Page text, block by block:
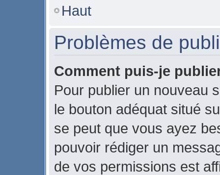
Haut
Problèmes de
Comment puis-je
Pour publier un nouveau
le bouton adéquat situé
se peut que vous ayez
pouvoir rédiger un
de vos permissions est